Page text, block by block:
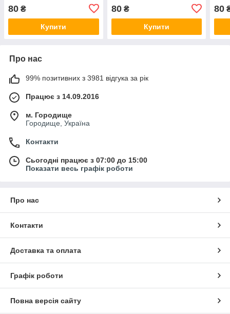
80 ₴
Купити
80₴
Купити
80
Про нас
99% позитивних з 3981 відгука за рік
Працює з 14.09.2016
м. Городище
Городище, Україна
Контакти
Сьогодні працює з 07:00 до 15:00
Показати весь графік роботи
Про нас
Контакти
Доставка та оплата
Графік роботи
Повна версія сайту